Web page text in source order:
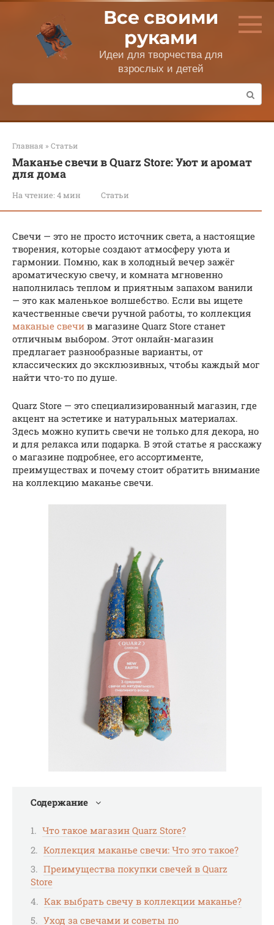
Перейти
контенту
Все своими
руками
Идеи для творчества для
взрослых и детей
Поиск:
Главная » Статьи
Маканье свечи в Quarz Store: Уют и аромат
для дома
На чтение: 4 мин Статьи
Свечи — это не просто источник света, а настоящие
творения, которые создают атмосферу уюта и
гармонии. Помню, как в холодный вечер зажёг
ароматическую свечу, и комната мгновенно
наполнилась теплом и приятным запахом ванили
— это как маленькое волшебство. Если вы ищете
качественные свечи ручной работы, то коллекция
маканые свечи в магазине Quarz Store станет
отличным выбором. Этот онлайн-магазин
предлагает разнообразные варианты, от
классических до эксклюзивных, чтобы каждый мог
найти что-то по душе.
Quarz Store — это специализированный магазин, где
акцент на эстетике и натуральных материалах.
Здесь можно купить свечи не только для декора, но
и для релакса или подарка. В этой статье я расскажу
о магазине подробнее, его ассортименте,
преимуществах и почему стоит обратить внимание
на коллекцию маканье свечи.
Содержание
Что такое магазин Quarz Store?
Коллекция маканье свечи: Что это такое?
Преимущества покупки свечей в Quarz
Store
Как выбрать свечу в коллекции маканье?
Уход за свечами и советы по